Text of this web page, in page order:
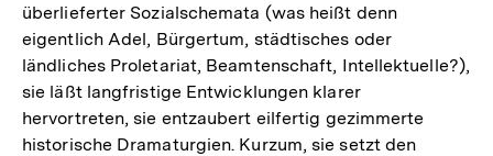
überlieferter Sozialschemata (was heißt denn
eigentlich Adel, Bürgertum, städtisches oder
ländliches Proletariat, Beamtenschaft, Intellektuelle?),
sie läßt langfristige Entwicklungen klarer
hervortreten, sie entzaubert eilfertig gezimmerte
historische Dramaturgien. Kurzum, sie setzt den